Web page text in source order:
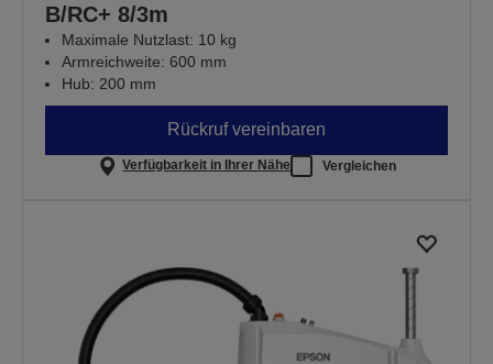
B/RC+ 8/3m
Maximale Nutzlast: 10 kg
Armreichweite: 600 mm
Hub: 200 mm
Rückruf vereinbaren
Verfügbarkeit in Ihrer Nähe Vergleichen